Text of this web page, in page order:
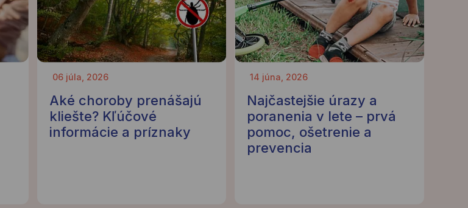
06 júla, 2026
Aké choroby prenášajú
kliešte? Kľúčové
informácie a príznaky
14 júna, 2026
Najčastejšie úrazy a
poranenia v lete – prvá
pomoc, ošetrenie a
prevencia